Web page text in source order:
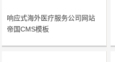
响应式海外医疗服务公司网站
帝国CMS模板